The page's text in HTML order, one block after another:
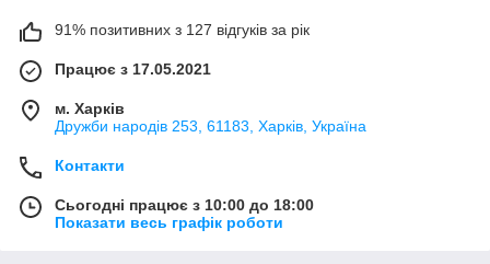
91% позитивних з 127 відгуків за рік
Працює з 17.05.2021
м. Харків
Дружби народів 253, 61183, Харків, Україна
Контакти
Сьогодні працює з 10:00 до 18:00
Показати весь графік роботи